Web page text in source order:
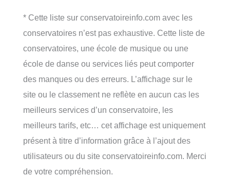
* Cette liste sur conservatoireinfo.com avec les
conservatoires n’est pas exhaustive. Cette liste de
conservatoires, une école de musique ou une
école de danse ou services liés peut comporter
des manques ou des erreurs. L’affichage sur le
site ou le classement ne reflète en aucun cas les
meilleurs services d’un conservatoire, les
meilleurs tarifs, etc… cet affichage est uniquement
présent à titre d’information grâce à l’ajout des
utilisateurs ou du site conservatoireinfo.com. Merci
de votre compréhension.